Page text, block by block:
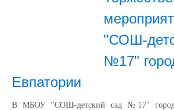
"СОШ-
№17"
Евпатории
В МБОУ "СОШ-детский сад №17"